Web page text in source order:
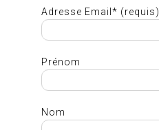
Adresse Email* (requis)
Prénom
Nom